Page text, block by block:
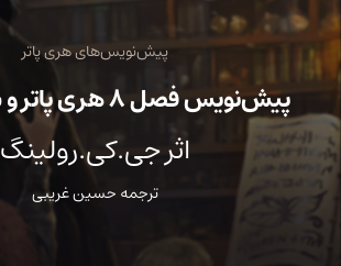
پیش‌نویس‌های هری پاتر
پیش‌نویس فصل ۸ هری پاتر و سنگ جادو
اثر جی.کی.رولینگ
ترجمه حسین غریبی